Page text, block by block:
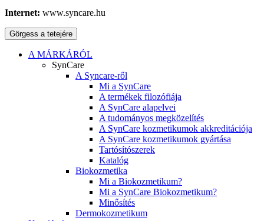
Internet: www.syncare.hu
Görgess a tetejére
A MÁRKÁRÓL
SynCare
A Syncare-ről
Mi a SynCare
A termékek filozófiája
A SynCare alapelvei
A tudományos megközelítés
A SynCare kozmetikumok akkreditációja
A SynCare kozmetikumok gyártása
Tartósítószerek
Katalóg
Biokozmetika
Mi a Biokozmetikum?
Mi a SynCare Biokozmetikum?
Minősítés
Dermokozmetikum